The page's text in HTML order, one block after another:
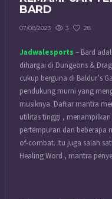
BARD
07/08/2023 3 28
Jadwalesports – Bard
dihargai di Dungeons &
cukup berguna di Baldur’s
pendukung murni yang
musiknya. Daftar mantra
utilitas tinggi ,
pertempuran dan beberapa
of-combat. Itu juga salah
Healing Word , mantra